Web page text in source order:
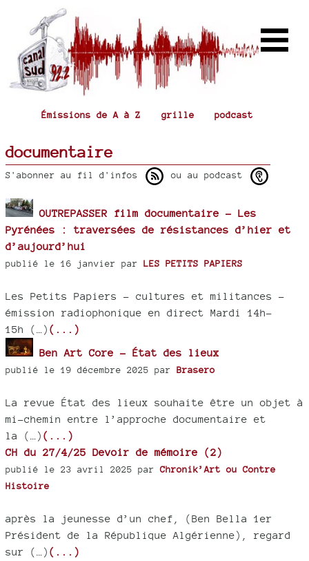
Émissions de A à Z grille podcast
documentaire
S'abonner au fil d'infos ou au podcast
OUTREPASSER film documentaire - Les
Pyrénées : traversées de résistances d’hier et
d’aujourd’hui
publié le 16 janvier par LES PETITS PAPIERS
Les Petits Papiers – cultures et militances -
émission radiophonique en direct Mardi 14h-
15h (…) (...)
Ben Art Core - État des lieux
publié le 19 décembre 2025 par Brasero
La revue État des lieux souhaite être un objet à
mi-chemin entre l’approche documentaire et
la (…) (...)
CH du 27/4/25 Devoir de mémoire (2)
publié le 23 avril 2025 parChronik’Art ou Contre
Histoire
après la jeunesse d’un chef, (Ben Bella 1er
Président de la République Algérienne), regard
sur (…) (...)